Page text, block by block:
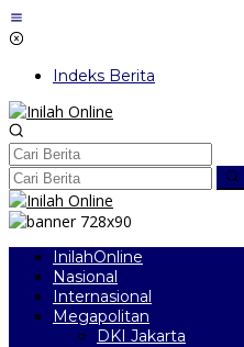
Lewati
ke
Indeks Berita
InilahOnline
Nasional
Internasional
Megapolitan
DKI Jakarta